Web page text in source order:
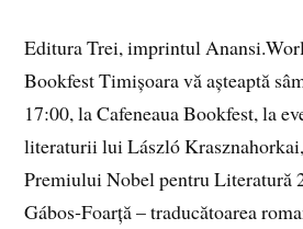
Editura Trei, imprintul
Bookfest Timișoara vă așteaptă
17:00, la Cafeneaua Bookfest, la
literaturii lui László
Premiului Nobel pentru Literatură
Gábos‑Foarță – traducătoarea